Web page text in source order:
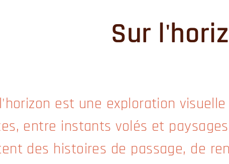
Sur
est une exploration
entre instants volés et
des histoires de passage, de